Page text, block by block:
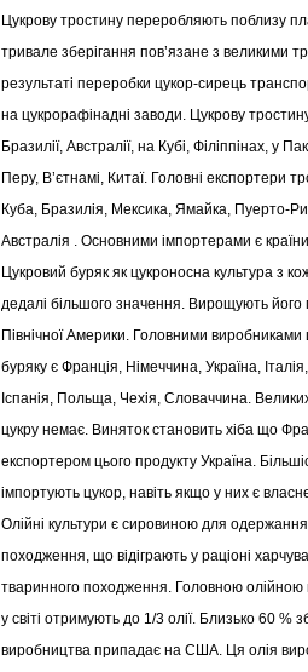
Цукрову тростину переробляють поблизу
тривале зберігання пов’язане з великими
результаті переробки цукор-сирець
на цукрорафінадні заводи. Цукрову
Бразилії, Австралії, на Кубі, Філіппінах, у
Перу, В’єтнамі, Китаї. Головні експортери
Куба, Бразилія, Мексика, Ямайка, Пуерто-
Австралія . Основними імпортерами є
Цукровий буряк як цукроносна культура з
дедалі більшого значення. Вирощують
Північної Америки. Головними виробниками
буряку є Франція, Німеччина, Україна,
Іспанія, Польща, Чехія, Словаччина.
цукру немає. Виняток становить хіба що
експортером цього продукту Україна.
імпортують цукор, навіть якщо у них є
Олійні культури є сировиною для
походження, що відіграють у раціоні
тваринного походження. Головною олійною
у світі отримують до 1/3 олії. Близько 60 %
виробництва припадає на США. Ця олія